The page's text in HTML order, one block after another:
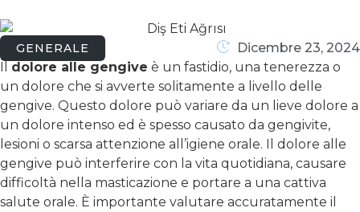
GENERALE
Dicembre 23, 2024
Il dolore alle gengive è un fastidio, una tenerezza o
un dolore che si avverte solitamente a livello delle
gengive. Questo dolore può variare da un lieve dolore a
un dolore intenso ed è spesso causato da gengivite,
lesioni o scarsa attenzione all’igiene orale. Il dolore alle
gengive può interferire con la vita quotidiana, causare
difficoltà nella masticazione e portare a una cattiva
salute orale. È importante valutare accuratamente il